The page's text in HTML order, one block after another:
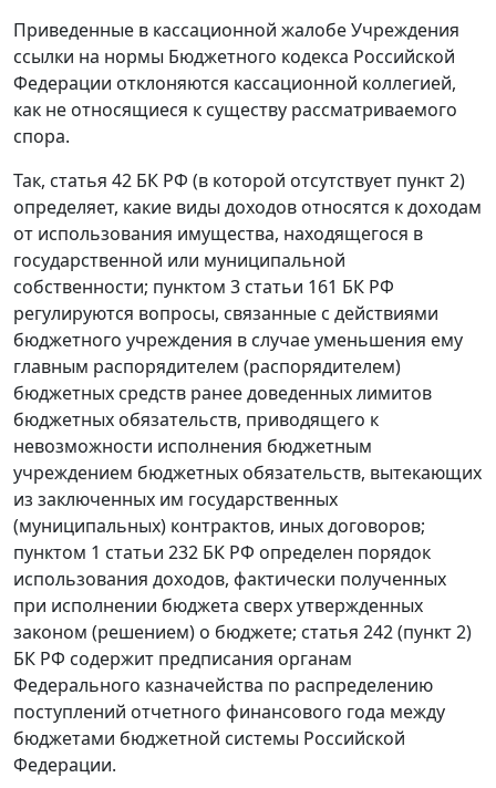
Приведенные в кассационной жалобе Учреждения
ссылки на нормы Бюджетного кодекса Российской
Федерации отклоняются кассационной коллегией,
как не относящиеся к существу рассматриваемого
спора.
Так, статья 42 БК РФ (в которой отсутствует пункт 2)
определяет, какие виды доходов относятся к доходам
от использования имущества, находящегося в
государственной или муниципальной
собственности; пунктом 3 статьи 161 БК РФ
регулируются вопросы, связанные с действиями
бюджетного учреждения в случае уменьшения ему
главным распорядителем (распорядителем)
бюджетных средств ранее доведенных лимитов
бюджетных обязательств, приводящего к
невозможности исполнения бюджетным
учреждением бюджетных обязательств, вытекающих
из заключенных им государственных
(муниципальных) контрактов, иных договоров;
пунктом 1 статьи 232 БК РФ определен порядок
использования доходов, фактически полученных
при исполнении бюджета сверх утвержденных
законом (решением) о бюджете; статья 242 (пункт 2)
БК РФ содержит предписания органам
Федерального казначейства по распределению
поступлений отчетного финансового года между
бюджетами бюджетной системы Российской
Федерации.